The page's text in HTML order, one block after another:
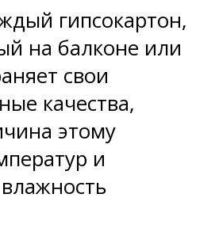
гипсокартон,
на балконе или
свои
качества,
этому
и